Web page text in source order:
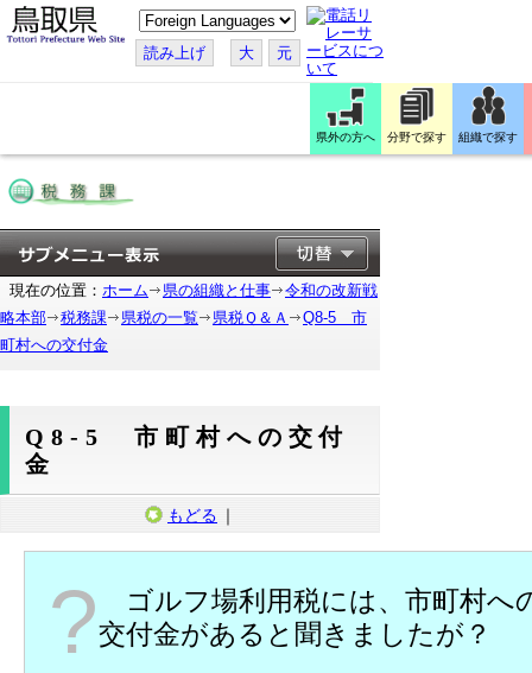
こ
の
ペ
ー
す
読み上げ 大 元
県外の方へ 分野で探す 組織で探す
現在の位置： ホーム 県の組織と仕事
令和の改新戦
略本部
税務課 県税の一覧 県税Ｑ＆Ａ
Q8-5 市
町村への交付金
Q8-5 市町村への交付
金
もどる ｜
?
ゴルフ場利用税には、市町村へ
交付金があると聞きましたが？